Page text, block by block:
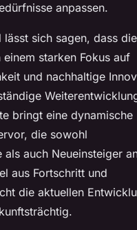
anpassen.
lässt sich sagen, dass die
einem starken Fokus auf
und nachhaltige
bringt eine dynamische
die sowohl
als auch Neueinsteiger
aus Fortschritt und
die aktuellen